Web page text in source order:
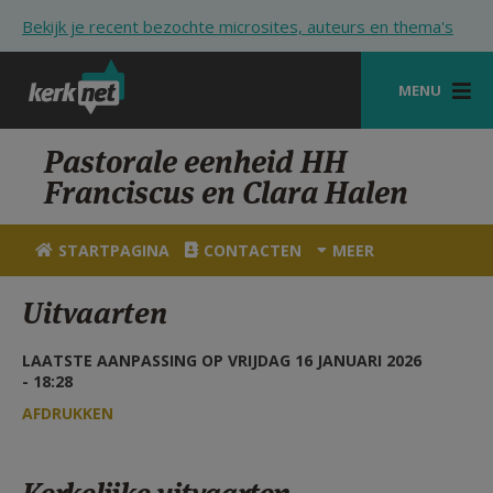
Bekijk je recent bezochte microsites, auteurs en thema's
MENU
STARTPAGINA
KERK
VIERINGEN
HULP
STARTPAGINA PORTAAL
Pastorale eenheid HH
Franciscus en Clara Halen
STARTPAGINA CONTACTEN MEER
Uitvaarten
LAATSTE AANPASSING OP VRIJDAG 16 JANUARI 2026
- 18:28
AFDRUKKEN